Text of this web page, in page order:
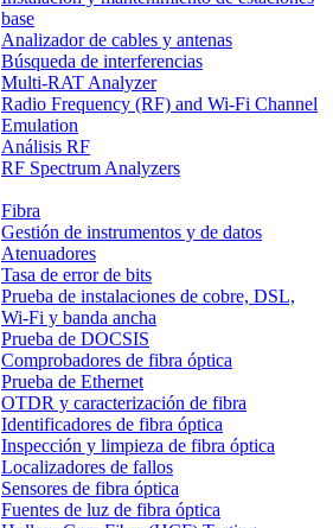
base
Analizador de cables y antenas
Búsqueda de interferencias
Multi-RAT Analyzer
Radio Frequency (RF) and Wi-Fi Channel
Emulation
Análisis RF
RF Spectrum Analyzers
Fibra
Gestión de instrumentos y de datos
Atenuadores
Tasa de error de bits
Prueba de instalaciones de cobre, DSL,
Wi-Fi y banda ancha
Prueba de DOCSIS
Comprobadores de fibra óptica
Prueba de Ethernet
OTDR y caracterización de fibra
Identificadores de fibra óptica
Inspección y limpieza de fibra óptica
Localizadores de fallos
Sensores de fibra óptica
Fuentes de luz de fibra óptica